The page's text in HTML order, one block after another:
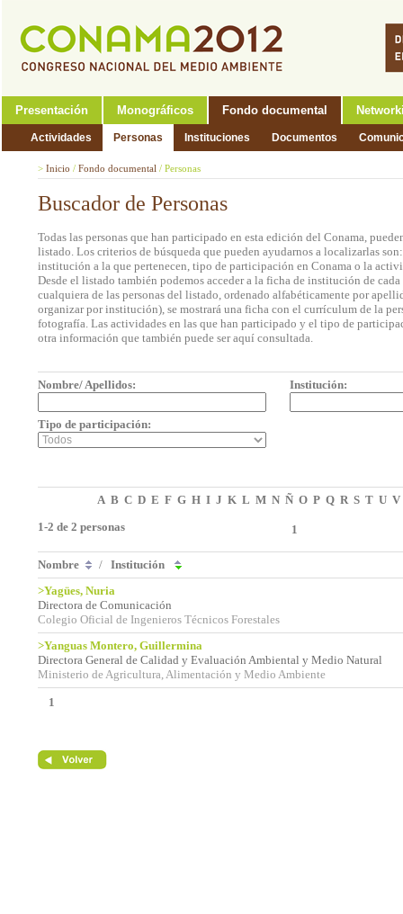
Presentación Monográficos Fondo documental
Actividades Personas Instituciones Documentos
> Inicio / Fondo documental / Personas
Buscador de Personas
Todas las personas que han participado en esta edición del Conama,
listado. Los criterios de búsqueda que pueden ayudarnos a localizarlas
institución a la que pertenecen, tipo de participación en Conama o la
Desde el listado también podemos acceder a la ficha de institución de
cualquiera de las personas del listado, ordenado alfabéticamente por
organizar por institución), se mostrará una ficha con el currículum de la
fotografía. Las actividades en las que han participado y el tipo de
otra información que también puede ser aquí consultada.
Nombre/ Apellidos: Institución:
Tipo de participación:
A B C D E F G H I J K L M N Ñ O P Q R S T U V
1-2 de 2 personas
1
Nombre / Institución
>Yagües, Nuria
Directora de Comunicación
Colegio Oficial de Ingenieros Técnicos Forestales
>Yanguas Montero, Guillermina
Directora General de Calidad y Evaluación Ambiental y Medio Natural
Ministerio de Agricultura, Alimentación y Medio Ambiente
1